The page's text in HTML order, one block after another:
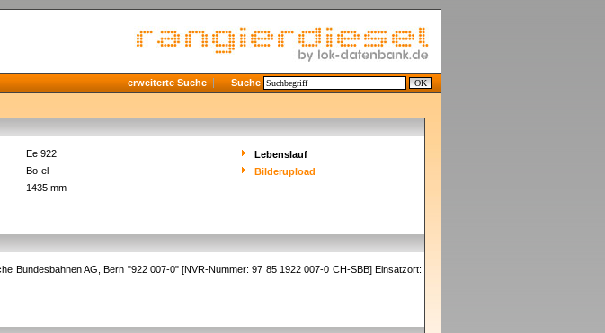
erweiterte Suche Suche
Ee 922
Lebenslauf
Bo-el
Bilderupload
1435 mm
Bundesbahnen AG, Bern "922 007-0" [NVR-Nummer: 97 85 1922 007-0 CH-SBB] Einsatzort: